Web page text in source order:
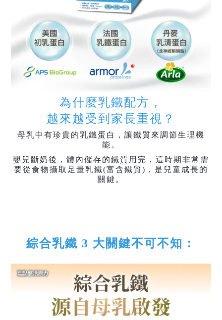
為什麼乳鐵配方，
越來越受到家長重視？
母乳中有珍貴的乳鐵蛋白，讓鐵質來調節生理機
能。
嬰兒斷奶後，體內儲存的鐵質用完，這時期非常需
要從食物攝取足量乳鐵(富含鐵質)，是兒童成長的
關鍵。
綜合乳鐵 3 大關鍵不可不知：